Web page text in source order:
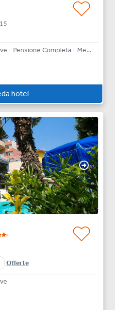
All Inclusive - Pensione Completa - Mezza Pensione - Bed & Breakfast
hotel
s
Offerte